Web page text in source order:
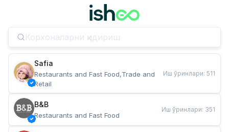
Safia
Restaurants and Fast Food,Trade and
Retail
Иш ўринлари: 511
B&B
Restaurants and Fast Food
Иш ўринлари: 351